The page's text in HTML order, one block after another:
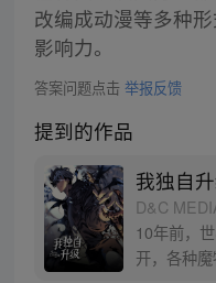
改编成动漫等多种
影响力。
答案问题点击 举报反馈
提到的作品
我独自
D&C
10年前，
开，各种